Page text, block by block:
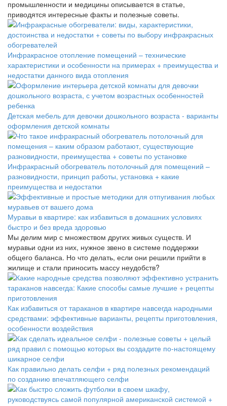
промышленности и медицины описывается в статье,
приводятся интересные факты и полезные советы.
Инфракрасное отопление помещений – технические
характеристики и особенности на примерах + преимущества и
недостатки данного вида отопления
Детская мебель для девочки дошкольного возраста - варианты
оформления детской комнаты
Инфракрасный обогреватель потолочный для помещений –
разновидности, принцип работы, установка + какие
преимущества и недостатки
Муравьи в квартире: как избавиться в домашних условиях
быстро и без вреда здоровью
Мы делим мир с множеством других живых существ. И
муравьи одни из них, нужное звено в системе поддержки
общего баланса. Но что делать, если они решили прийти в
жилище и стали приносить массу неудобств?
Как избавиться от тараканов в квартире навсегда народными
средствами: эффективные варианты, рецепты приготовления,
особенности воздействия
Как правильно делать селфи + ряд полезных рекомендаций
по созданию впечатляющего селфи